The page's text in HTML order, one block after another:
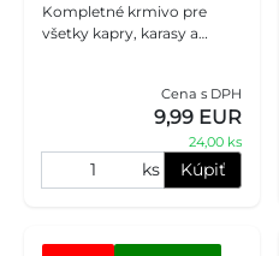
Kompletné krmivo pre
všetky kapry, karasy a
zárukou vynikajúcich,Cena s DPH
9,99 EUR
24,00 ks
ks Kúpiť